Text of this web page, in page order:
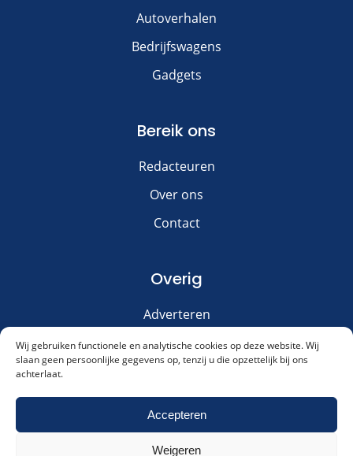
Wij gebruiken functionele en analytische cookies op deze website. Wij
slaan geen persoonlijke gegevens op, tenzij u die opzettelijk bij ons
achterlaat.
Accepteren
Weigeren
Autoverhalen
Bedrijfswagens
Gadgets
Bereik ons
Redacteuren
Over ons
Contact
Overig
Adverteren
Disclaimer
Privacy & Cookies
Meld je aan voor onze nieuwsbrief!